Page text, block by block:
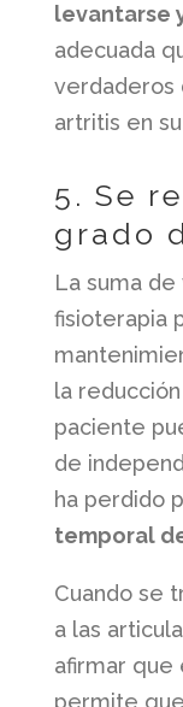
levantarse
adecuada
verdaderos
artritis en
5. Se
grado
La suma
fisioterapia
la
paciente
de
ha perdido
temporal
Cuando se
a las
afirmar que
permite